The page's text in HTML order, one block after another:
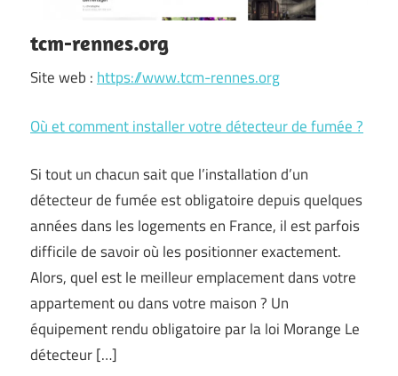
tcm-rennes.org
Site web : https://www.tcm-rennes.org
Où et comment installer votre détecteur de fumée ?
Si tout un chacun sait que l’installation d’un
détecteur de fumée est obligatoire depuis quelques
années dans les logements en France, il est parfois
difficile de savoir où les positionner exactement.
Alors, quel est le meilleur emplacement dans votre
appartement ou dans votre maison ? Un
équipement rendu obligatoire par la loi Morange Le
détecteur […]